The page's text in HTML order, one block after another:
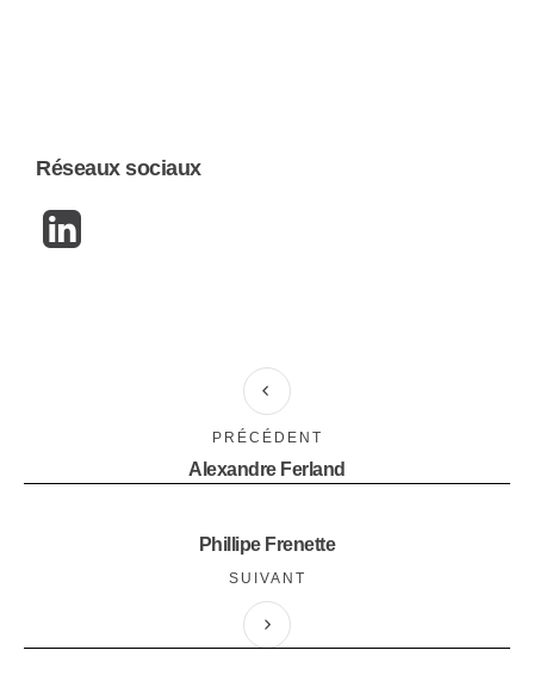
Réseaux sociaux
Alexandre Ferland
PRÉCÉDENT
Phillipe Frenette
SUIVANT